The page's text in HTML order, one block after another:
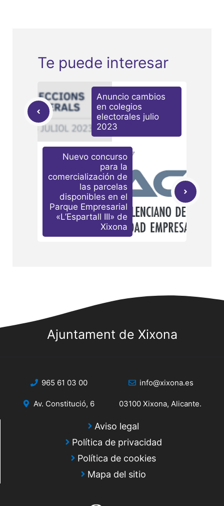
Te puede interesar
Anuncio cambios
en colegios
electorales julio
2023
Nuevo concurso
para la
comercialización de
las parcelas
disponibles en el
Parque Empresarial
«L’Espartall III» de
Xixona
Ajuntament de Xixona
965 61 03 00 info@xixona.es
Av. Constitució, 6 03100 Xixona, Alicante.
Aviso legal
Política de privacidad
Política de cookies
Mapa del sitio